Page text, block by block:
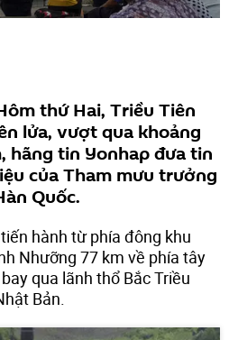
thứ Hai, Triều Tiên
lửa, vượt qua khoảng
hãng tin Yonhap đưa tin
của Tham mưu trưởng
Quốc.
hành từ phía đông khu
Nhưỡng 77 km về phía tây
qua lãnh thổ Bắc Triều
Bản.